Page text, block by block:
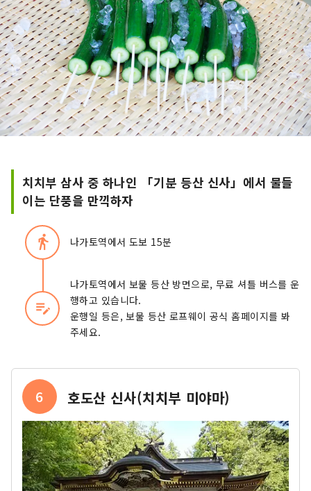
치치부 삼사 중 하나인 「기분 등산 신사」에서 물들
이는 단풍을 만끽하자
directions_walk 나가토역에서 도보 15분
edit_note
나가토역에서 보물 등산 방면으로, 무료 셔틀 버스를 운
행하고 있습니다.
운행일 등은, 보물 등산 로프웨이 공식 홈페이지를 봐
주세요.
6 호도산 신사(치치부 미야마)